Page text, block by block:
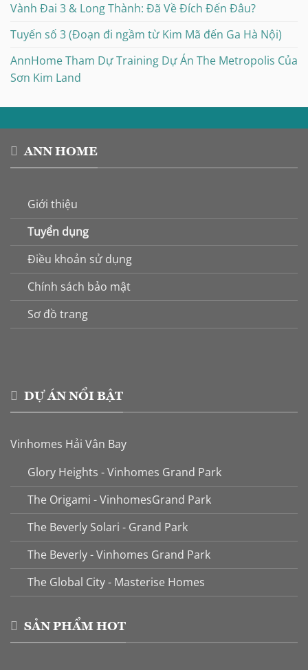
Vành Đai 3 & Long Thành: Đã Về Đích Đến Đâu?
Tuyến số 3 (Đoạn đi ngầm từ Kim Mã đến Ga Hà Nội)
AnnHome Tham Dự Training Dự Án The Metropolis Của
Sơn Kim Land
ANN HOME
Giới thiệu
Tuyển dụng
Điều khoản sử dụng
Chính sách bảo mật
Sơ đồ trang
DỰ ÁN NỔI BẬT
Vinhomes Hải Vân Bay
Glory Heights - Vinhomes Grand Park
The Origami - VinhomesGrand Park
The Beverly Solari - Grand Park
The Beverly - Vinhomes Grand Park
The Global City - Masterise Homes
SẢN PHẨM HOT